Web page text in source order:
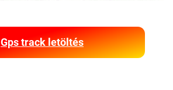
Gps track letöltés